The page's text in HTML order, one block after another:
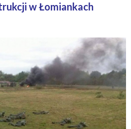
w Łomiankach